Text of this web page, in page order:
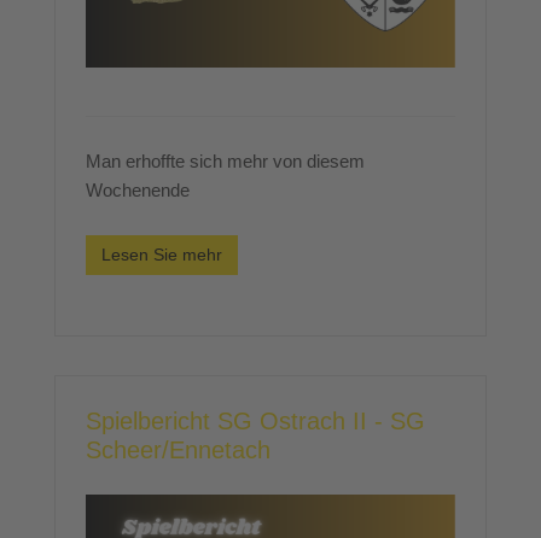
Man erhoffte sich mehr von diesem
Wochenende
Lesen Sie mehr
Spielbericht SG Ostrach II - SG
Scheer/Ennetach